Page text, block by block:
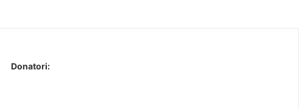
Donatori: